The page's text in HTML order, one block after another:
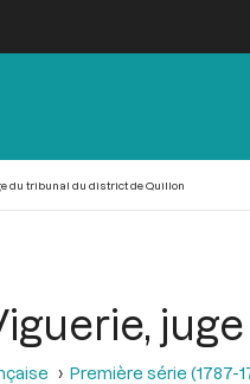
du tribunal du district de Quillon
Première série (1787-